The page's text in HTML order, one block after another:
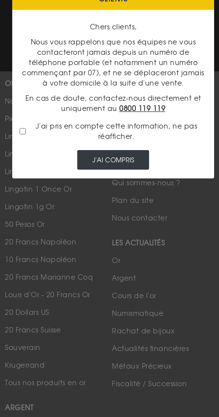
OR
Nouveautés
Pièces d'or d'investissement
Lingots et lingotins
Lingot 1Kg Or
Lingot 100g Or
Lingotin 1 Once Or
Lingotin 1g Or
50 Pesos Or
20 Francs Napoléon
10 Francs Napoléon
20 Francs Marianne Coq
Louis d'Or - 20 Francs Or
20 Dollars US
20 Francs Suisse
Souverain
Krugerrand
Tous nos produits en or
ARGENT
PLUS D'INFOS
Suivez-nous
Qui sommes-nous ?
Plan du site
Nous contacter
LES ACTUALITÉS
Or
Argent
Cours de l'or
Numismatique
Rachat de bijoux
Actualités financières
Métaux Précieux
Fiscalité / Succession
Chers clients,
Nous vous rappelons que nos équipes ne vous
contacteront jamais depuis un numéro de
téléphone portable (et notamment un numéro
commençant par 07), et ne se déplaceront jamais
à votre domicile à la suite d'une vente.
En cas de doute, contactez-nous directement et
uniquement au 0800 119 119
J'ai pris en compte cette information, ne pas
réafficher.
J'AI COMPRIS